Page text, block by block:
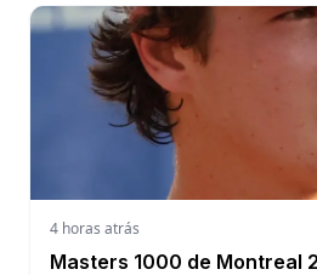
4 horas atrás
Masters 1000 de Montreal